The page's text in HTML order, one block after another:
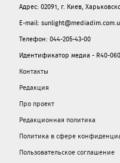
Адрес: 02091, г. Киев,
E-mail:
Телефон: 044-205-43-00
Идентификатор медиа - R40-
Контакты
Редакция
Про проект
Редакционная политика
Политика в сфере
Пользовательское соглашение